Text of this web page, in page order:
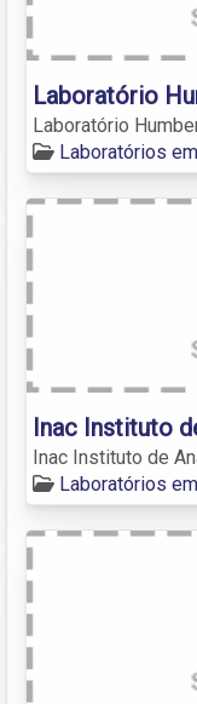
Laboratório
Laboratório
Laboratórios
Inac Instituto
Inac Instituto de
Laboratórios